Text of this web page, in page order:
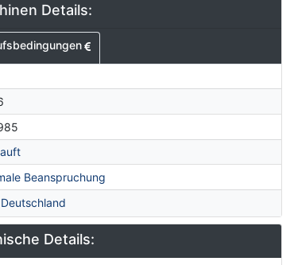
Details:
Beanspruchung
Deutschland
Details: